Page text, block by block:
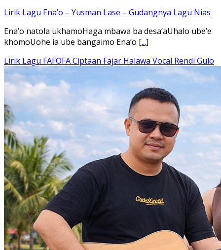
Lirik Lagu Ena’o – Yusman Lase – Gudangnya Lagu Nias